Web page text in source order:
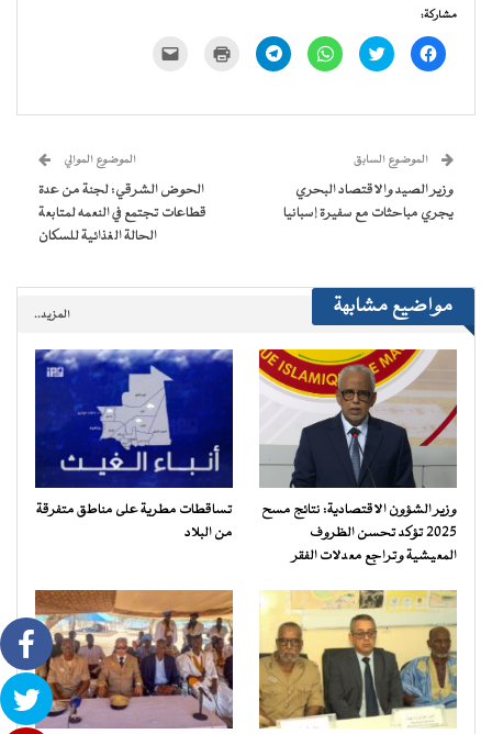
مشاركة:
انقر
للمشاركة
في
اضغط
للمشاركة
في
انقر
للمشاركة
في
انقر
للمشاركة
في
للطباعة
جديدة) الإلكتروني
نافذة
جديدة)
الموضوع السابق
وزير الصيد والاقتصاد البحري
يجري مباحثات مع سفيرة إسبانيا
الموضوع الموالي
الحوض الشرقي: لجنة من عدة
قطاعات تجتمع في النعمه لمتابعة
الحالة الغذائية للسكان
مواضيع مشابهة المزيد..
وزير الشؤون الاقتصادية: نتائج مسح
2025 تؤكد تحسن الظروف
المعيشية وتراجع معدلات الفقر
تساقطات مطرية على مناطق متفرقة
من البلاد